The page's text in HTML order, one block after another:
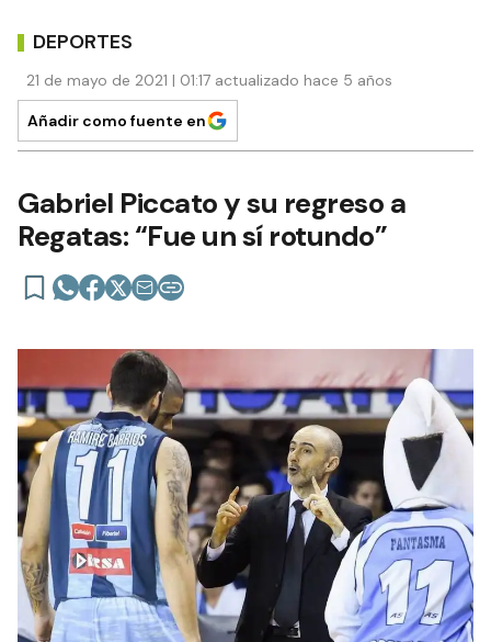
DEPORTES
21 de mayo de 2021 | 01:17 actualizado hace 5 años
Añadir como fuente en
Gabriel Piccato y su regreso a
Regatas: “Fue un sí rotundo”